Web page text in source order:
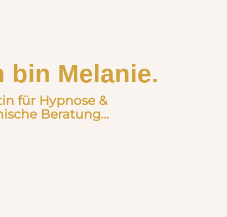
bin Melanie.
für Hypnose &
Beratung…